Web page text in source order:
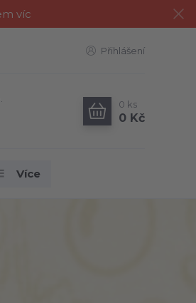
víc
Přihlášení
0 ks
0 Kč
Více